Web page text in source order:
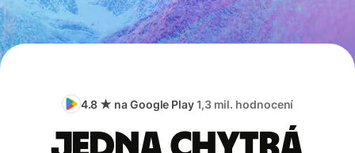
4.8 ★ na Google Play1,3 mil. hodnocení